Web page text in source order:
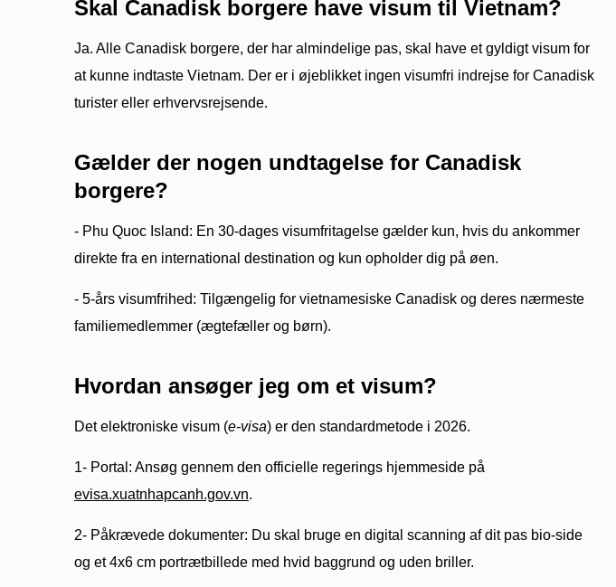
Skal Canadisk borgere have visum til Vietnam?
Ja. Alle Canadisk borgere, der har almindelige pas, skal have et gyldigt visum for
at kunne indtaste Vietnam. Der er i øjeblikket ingen visumfri indrejse for Canadisk
turister eller erhvervsrejsende.
Gælder der nogen undtagelse for Canadisk
borgere?
- Phu Quoc Island: En 30-dages visumfritagelse gælder kun, hvis du ankommer
direkte fra en international destination og kun opholder dig på øen.
- 5-års visumfrihed: Tilgængelig for vietnamesiske Canadisk og deres nærmeste
familiemedlemmer (ægtefæller og børn).
Hvordan ansøger jeg om et visum?
Det elektroniske visum (e-visa) er den standardmetode i 2026.
1- Portal: Ansøg gennem den officielle regerings hjemmeside på
evisa.xuatnhapcanh.gov.vn.
2- Påkrævede dokumenter: Du skal bruge en digital scanning af dit pas bio-side
og et 4x6 cm portrætbillede med hvid baggrund og uden briller.